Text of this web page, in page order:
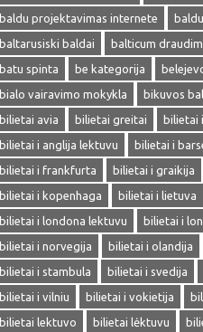
baldu projektavimas internete
baltarusiski baldai
balticum
batu spinta
be kategorija
bialo vairavimo mokykla
bikuvos
bilietai avia
bilietai greitai bilietai
bilietai i anglija lektuvu
bilietai i
bilietai i frankfurta
bilietai i graikija
bilietai i kopenhaga
bilietai i lietuva
bilietai i londona lektuvu
bilietai i
bilietai i norvegija
bilietai i olandija
bilietai i stambula
bilietai i svedija
bilietai i vilniu
bilietai i vokietija
bilietai lektuvo
bilietai lėktuvu